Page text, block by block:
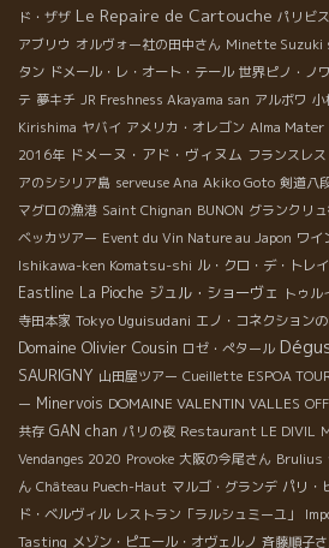
ド・ザザ Le Repaire de Cartouche パリビ
アブリウ オルヴォー社の田中さん Minette Suzuki
タン ドメール・レ・オート・テール 世界ピノ・ノ
テ 夢キチ JR Freshness Akayama san アルボワ 小
Kirishima ヤバイ アメリカ・オレゴン Alma Mater
2016年 ドメーヌ・アド・ヴィヌム フランスレ
アのシシリア島 serveuse Ana Akiko Goto 剣道八
マグロの漁港 Saint Chignan BUNON グランクリ
ベッカツアー Event du Vin Nature au Japon ワイ
Ishikawa-ken Komatsu-shi ル・クロ・デ・トレ
Eastline La Pioche ジュル・ショーヴェ トゥル
寺田本家 Tokyo Uguisudani エノ・コネクション
Domaine Olivier Cousin ロゼ・ぺタール
SAURIGNY 山田屋ツアー Cueillette ESPOA
ー Minervois DOMAINE VALENTIN VALLES OFF
共存 GAN chan パリの夜 Restaurant LE DIVIL
Vendanges 2020 Provoke 大阪の今尾さん Brulius
ん Château Puech-Haut マルゴ・グランデ パリ・
ド・ベルヴィル レストラン「ラルシュミーユ」
Tasting メゾン・ピエール・オヴェルノ 斉藤順子